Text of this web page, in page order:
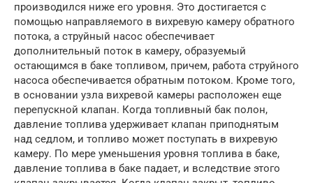
производился ниже его уровня. Это достигается с
помощью направляемого в вихревую камеру обратного
потока, а струйный насос обеспечивает
дополнительный поток в камеру, образуемый
остающимся в баке топливом, причем, работа струйного
насоса обеспечивается обратным потоком. Кроме того,
в основании узла вихревой камеры расположен еще
перепускной клапан. Когда топливный бак полон,
давление топлива удерживает клапан приподнятым
над седлом, и топливо может поступать в вихревую
камеру. По мере уменьшения уровня топлива в баке,
давление топлива в баке падает, и вследствие этого